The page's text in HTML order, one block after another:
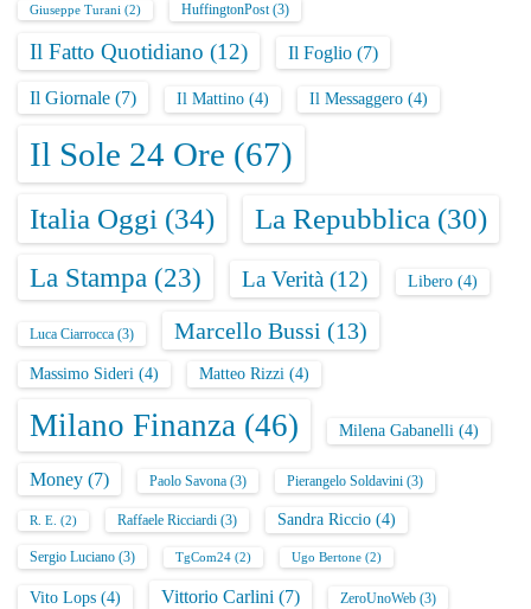
Giuseppe Turani (2) HuffingtonPost(3)
Il Fatto Quotidiano (12) Il Foglio (7)
Il Giornale (7) Il Mattino (4) Il Messaggero (4)
Il Sole 24 Ore (67)
Italia Oggi (34) La Repubblica (30)
La Stampa (23) La Verità (12) Libero (4)
Luca Ciarrocca (3) Marcello Bussi (13)
Massimo Sideri (4) Matteo Rizzi (4)
Milano Finanza (46) Milena Gabanelli (4)
Money (7) Paolo Savona (3) Pierangelo Soldavini (3)
R. E. (2) Raffaele Ricciardi (3) Sandra Riccio (4)
Sergio Luciano (3) TgCom24 (2) Ugo Bertone (2)
Vito Lops (4) Vittorio Carlini (7) ZeroUnoWeb (3)